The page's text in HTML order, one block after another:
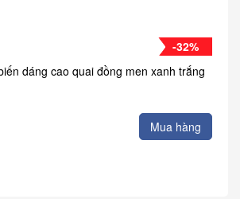
-32%
dáng cao quai đồng men xanh trắng
Mua hàng